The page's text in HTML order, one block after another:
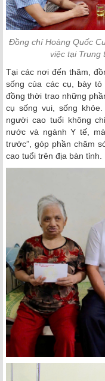
Đồng chí Hoàng Quốc
việc tại Trung
Tại các nơi đến thăm,
sống của các cụ, bày
đồng thời trao những
cụ sống vui, sống
người cao tuổi không
nước và ngành Y tế,
trước”, góp phần chăm
cao tuổi trên địa bàn tỉnh.